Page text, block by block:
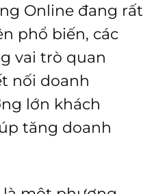
Online đang rất
phổ biến, các
vai trò quan
nối doanh
lớn khách
tăng doanh